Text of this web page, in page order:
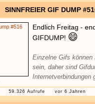
SINNFREIER GIF DUMP
Endlich Freitag -
GIFDUMP! 😄
Einzelne Gifs können
sein, daher sind
Internetverbindungen
59.326 Aufrufe vor 6 Jahren